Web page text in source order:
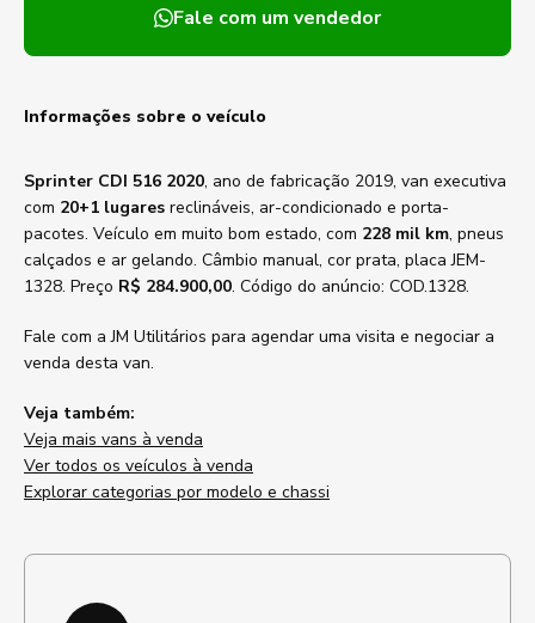
Fale com um vendedor
Informações sobre o veículo
Sprinter CDI 516 2020, ano de fabricação 2019, van executiva
com 20+1 lugares reclináveis, ar-condicionado e porta-
pacotes. Veículo em muito bom estado, com 228 mil km, pneus
calçados e ar gelando. Câmbio manual, cor prata, placa JEM-
1328. Preço R$ 284.900,00. Código do anúncio: COD.1328.
Fale com a JM Utilitários para agendar uma visita e negociar a
venda desta van.
Veja também:
Veja mais vans à venda
Ver todos os veículos à venda
Explorar categorias por modelo e chassi